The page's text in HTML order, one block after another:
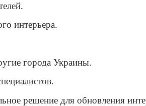
интерьера.
города Украины.
решение для обновления